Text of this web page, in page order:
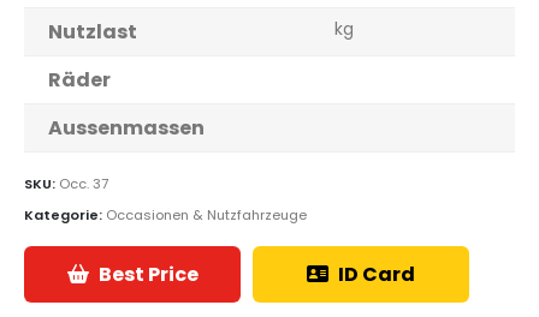
Nutzlast kg
Räder
Aussenmassen
SKU: Occ. 37
Kategorie: Occasionen & Nutzfahrzeuge
Best Price ID Card